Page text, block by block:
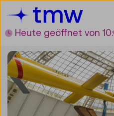
Zum Inhalt
Zum Hauptmenü
Zur Suche
Zur Zielgruppennavigation
Heute geöffnet von